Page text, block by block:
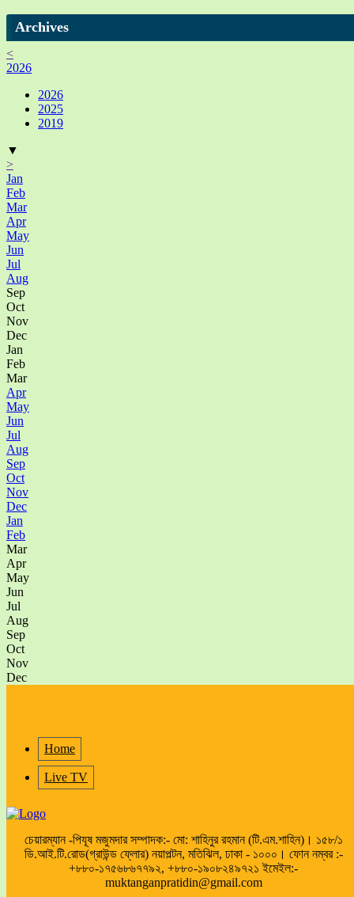
Archives
<
2026
2026
2025
2019
▼
>
Jan
Feb
Mar
Apr
May
Jun
Jul
Aug
Sep
Oct
Nov
Dec
Jan
Feb
Mar
Apr
May
Jun
Jul
Aug
Sep
Oct
Nov
Dec
Jan
Feb
Mar
Apr
May
Jun
Jul
Aug
Sep
Oct
Nov
Dec
Home
Live TV
চেয়ারম্যান -পিযূষ মজুমদার সম্পাদক:- মো: শাহিনুর রহমান (টি.এম.শাহিন)। ১৫৮/১
ডি.আই.টি.রোড(গ্রাউন্ড ফ্লোর) নয়াপল্টন, মতিঝিল, ঢাকা - ১০০০। ফোন নম্বর :-
+৮৮০-১৭৫৬৮৬৭৭৯২, +৮৮০-১৯০৮২৪৯৭২১ ইমেইল:-
muktanganpratidin@gmail.com